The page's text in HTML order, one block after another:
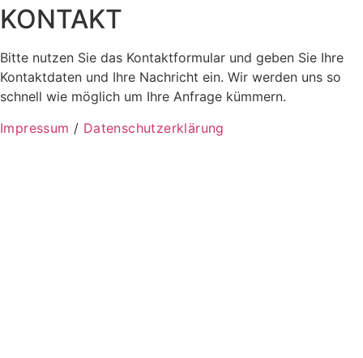
KONTAKT
Bitte nutzen Sie das Kontaktformular und geben Sie Ihre
Kontaktdaten und Ihre Nachricht ein. Wir werden uns so
schnell wie möglich um Ihre Anfrage kümmern.
Impressum / Datenschutzerklärung